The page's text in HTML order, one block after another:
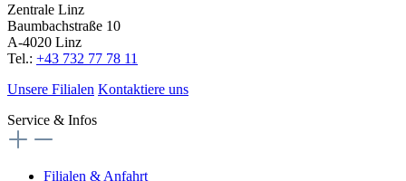
Zentrale Linz
Baumbachstraße 10
A-4020 Linz
Tel.: +43 732 77 78 11
Unsere Filialen Kontaktiere uns
Service & Infos
Filialen & Anfahrt